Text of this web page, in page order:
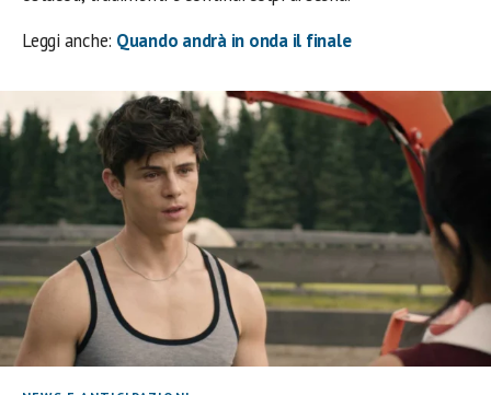
Leggi anche: Quando andrà in onda il finale